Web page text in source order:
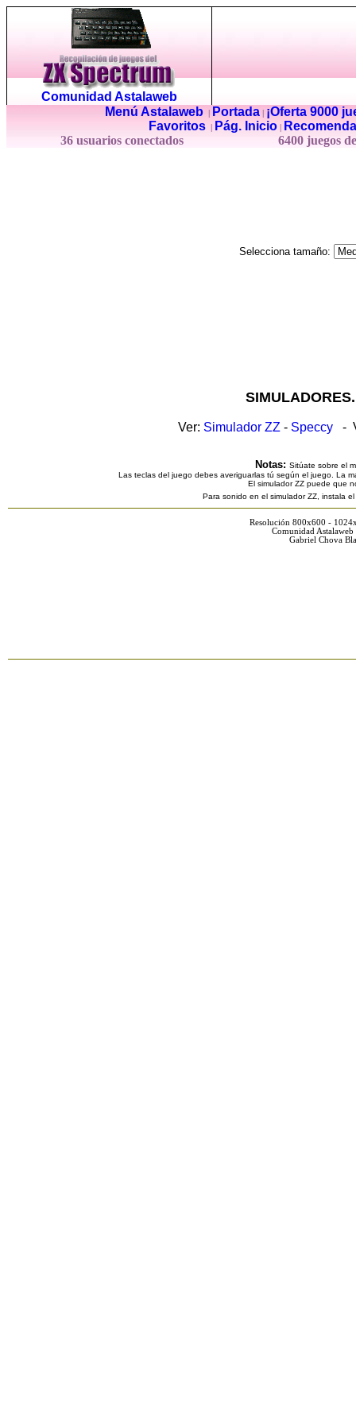
Comunidad Astalaweb
Menú Astalaweb| Portada|
¡Oferta 9000
Favoritos
Pág. Inicio
36 usuarios conectados
6400 juegos
Selecciona tamaño:
Ver: Simulador ZZ - Speccy -
Notas: Sitúate sobre el
Las teclas del juego debes averiguarlas tú según el juego. La
El simulador ZZ puede que
Para sonido en el simulador ZZ, instala
Resolución 800x600 -
Comunidad
Gabriel Chova